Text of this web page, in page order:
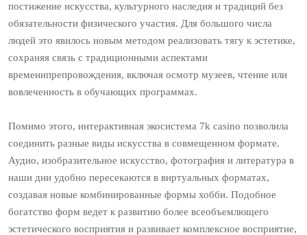
постижение искусства, культурного наследия и традиций без
обязательности физического участия. Для большого числа
людей это явилось новым методом реализовать тягу к эстетике,
сохраняя связь с традиционными аспектами
временипрепровождения, включая осмотр музеев, чтение или
вовлеченность в обучающих программах.
Помимо этого, интерактивная экосистема 7k casino позволила
соединить разные виды искусства в совмещенном формате.
Аудио, изобразительное искусство, фотография и литература в
наши дни удобно пересекаются в виртуальных форматах,
создавая новые комбинированные формы хобби. Подобное
богатство форм ведет к развитию более всеобъемлющего
эстетического восприятия и развивает комплексное восприятие,